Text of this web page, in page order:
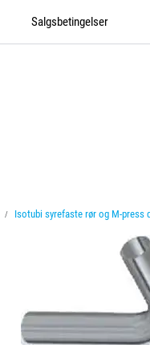
Salgsbetingelser
Isotubi syrefaste rør og M-press